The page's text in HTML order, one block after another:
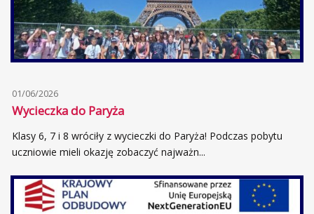
01/06/2026
Wycieczka do Paryża
Klasy 6, 7 i 8 wróciły z wycieczki do Paryża! Podczas pobytu
uczniowie mieli okazję zobaczyć najważn...